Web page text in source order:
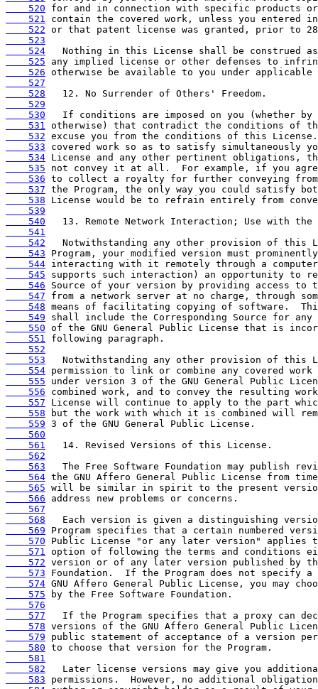
    520
    521
    522
    523
    524
    525
    526
    527
    528
    529
    530
    531
    532
    533
    534
    535
    536
    537
    538
    539
    540
    541
    542
    543
    544
    545
    546
    547
    548
    549
    550
    551
    552
    553
    554
    555
    556
    557
    558
    559
    560
    561
    562
    563
    564
    565
    566
    567
    568
    569
    570
    571
    572
    573
    574
    575
    576
    577
    578
    579
    580
    581
    582
    583